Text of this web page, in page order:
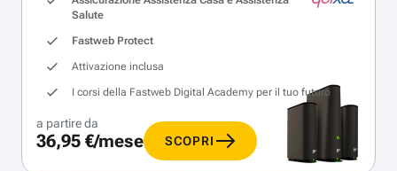
Salute
Fastweb Protect
Attivazione inclusa
I corsi della Fastweb Digital Academy per il tuo futuro
a partire da
36,95 €/mese SCOPRI